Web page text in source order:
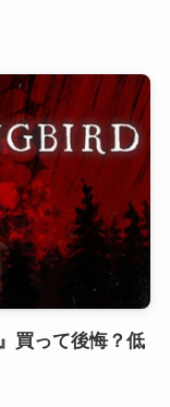
買って後悔？低